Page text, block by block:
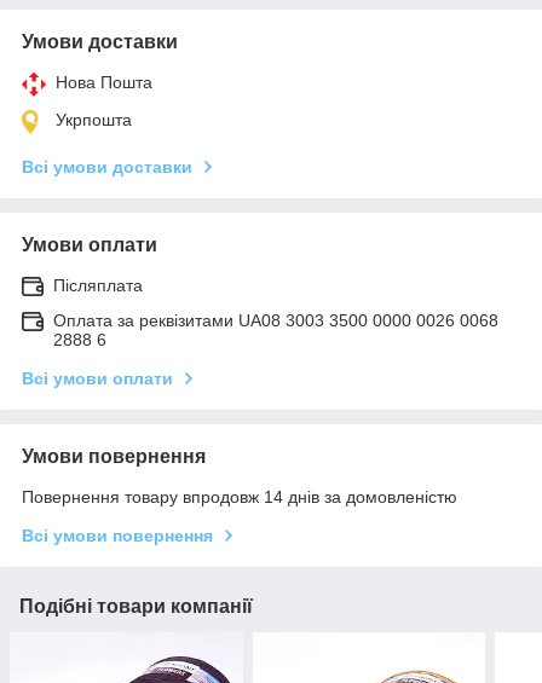
Умови доставки
Нова Пошта
Укрпошта
Всі умови доставки
Умови оплати
Післяплата
Оплата за реквізитами UA08 3003 3500 0000 0026 0068
2888 6
Всі умови оплати
Умови повернення
Повернення товару впродовж 14 днів за домовленістю
Всі умови повернення
Подібні товари компанії